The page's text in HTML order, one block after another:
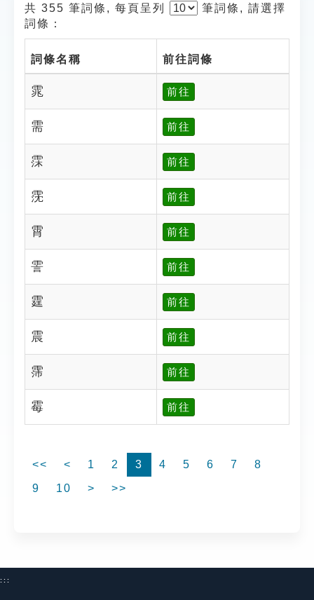
共 355 筆詞條, 每頁呈列 筆詞條, 請選擇
詞條：
詞條名稱 前往詞條
雿 前往
需 前往
霂 前往
霃 前往
霄 前往
霅 前往
霆 前往
震 前往
霈 前往
霉 前往
<< < 1 2 3 4 5 6 7
8
9
10 > >>
:::